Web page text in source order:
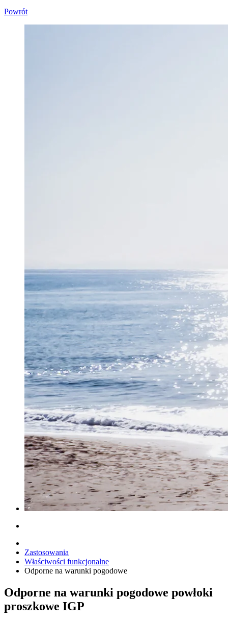
Powrót
Zastosowania
Właściwości funkcjonalne
Odporne na warunki pogodowe
Odporne na warunki pogodowe powłoki
proszkowe IGP